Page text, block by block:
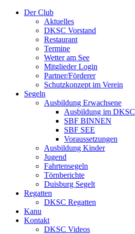
Der Club
Aktuelles
DKSC Vorstand
Restaurant
Termine
Wetter am See
Mitglieder Login
Partner/Förderer
Schutzkonzept im Verein
Segeln
Ausbildung Erwachsene
Ausbildung im DKSC
SBF BINNEN
SBF SEE
Voraussetzungen
Ausbildung Kinder
Jugend
Fahrtensegeln
Törnberichte
Duisburg Segelt
Regatten
DKSC Regatten
Kanu
Kontakt
DKSC Videos